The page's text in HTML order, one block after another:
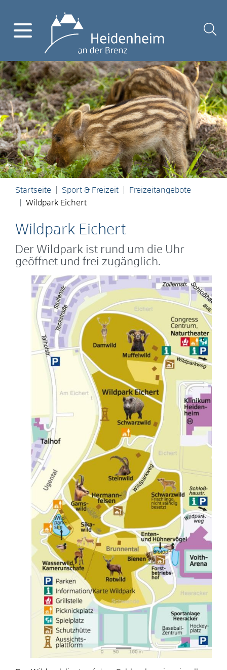
Startseite Sport & Freizeit
Freizeitangebote
Wildpark Eichert
Wildpark Eichert
Der Wildpark ist rund um die Uhr
geöffnet und frei zugänglich.